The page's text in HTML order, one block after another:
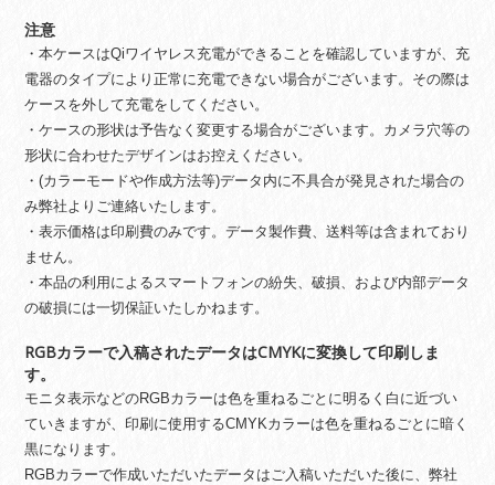
注意
・本ケースはQiワイヤレス充電ができることを確認していますが、充
電器のタイプにより正常に充電できない場合がございます。その際は
ケースを外して充電をしてください。
・ケースの形状は予告なく変更する場合がございます。カメラ穴等の
形状に合わせたデザインはお控えください。
・(カラーモードや作成方法等)データ内に不具合が発見された場合の
み弊社よりご連絡いたします。
・表示価格は印刷費のみです。データ製作費、送料等は含まれており
ません。
・本品の利用によるスマートフォンの紛失、破損、および内部データ
の破損には一切保証いたしかねます。
RGBカラーで入稿されたデータはCMYKに変換して印刷しま
す。
モニタ表示などのRGBカラーは色を重ねるごとに明るく白に近づい
ていきますが、印刷に使用するCMYKカラーは色を重ねるごとに暗く
黒になります。
RGBカラーで作成いただいたデータはご入稿いただいた後に、弊社